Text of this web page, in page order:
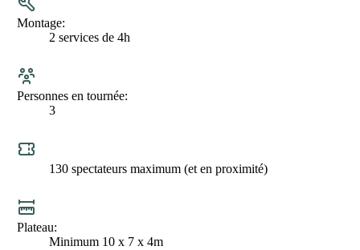
Montage
2 services de 4h
Personnes en tournée
3
130 spectateurs maximum (et en proximité)
Plateau
Minimum 10 x 7 x 4m